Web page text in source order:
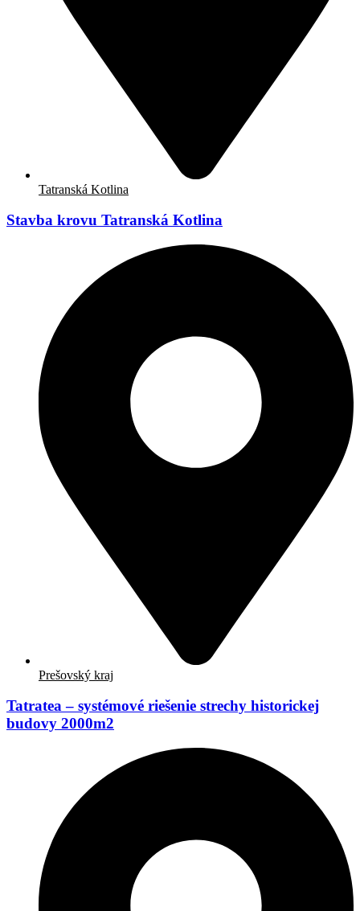
Tatranská Kotlina
Stavba krovu Tatranská Kotlina
Prešovský kraj
Tatratea – systémové riešenie strechy historickej
budovy 2000m2